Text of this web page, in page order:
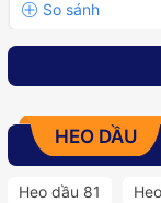
HEO DẦU
Heo dầu 81